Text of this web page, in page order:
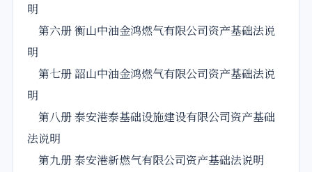
明
第六册 衡山中油金鸿燃气有限公司资产基础法说
明
第七册 韶山中油金鸿燃气有限公司资产基础法说
明
第八册 泰安港泰基础设施建设有限公司资产基础
法说明
第九册 泰安港新燃气有限公司资产基础法说明